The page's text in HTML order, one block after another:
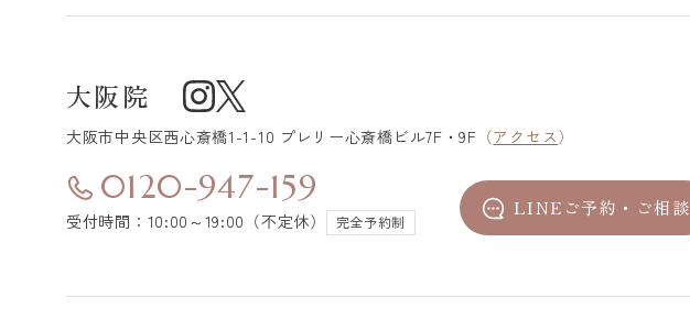
大阪院
大阪市中央区西心斎橋1-1-10 プレリー心斎橋ビル7F・9F （アクセス）
0120-947-159
受付時間：10:00～19:00（不定休） 完全予約制
LINEご予約・ご相談